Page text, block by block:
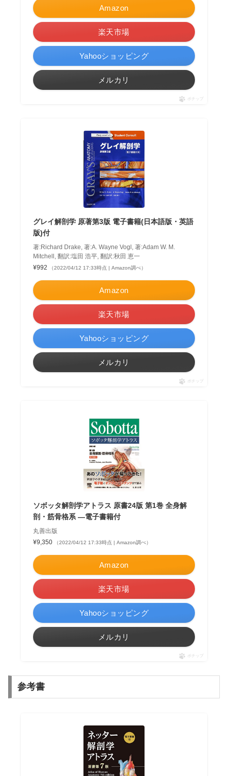
Amazon
楽天市場
Yahooショッピング
メルカリ
ポチップ
グレイ解剖学 原著第3版 電子書籍(日本語版・英語
版)付
著:Richard Drake, 著:A. Wayne Vogl, 著:Adam W. M.
Mitchell, 翻訳:塩田 浩平, 翻訳:秋田 恵一
¥992
（2022/04/12 17:33時点 | Amazon調べ）
Amazon
楽天市場
Yahooショッピング
メルカリ
ポチップ
ソボッタ解剖学アトラス 原書24版 第1巻 全身解
剖・筋骨格系 —電子書籍付
丸善出版
¥9,350
（2022/04/12 17:33時点 | Amazon調べ）
Amazon
楽天市場
Yahooショッピング
メルカリ
ポチップ
参考書